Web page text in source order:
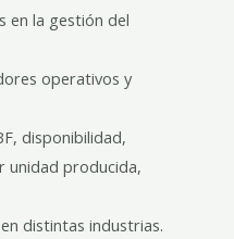
en la gestión del
operativos y
disponibilidad,
unidad producida,
distintas industrias.